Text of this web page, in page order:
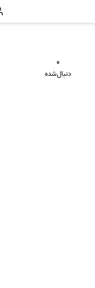
۰
دنبال‌شده